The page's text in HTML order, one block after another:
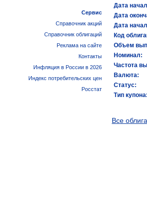
Дата
Дата
Дата
Код
Объем
Номинал:
Частота
Валюта:
Статус:
Тип купона:
Все
Сервис
Справочник акций
Справочник облигаций
Реклама на сайте
Контакты
Инфляция в России в 2026
Индекс потребительских цен
Росстат